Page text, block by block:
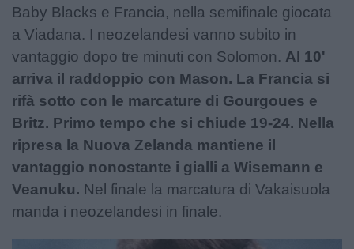
Baby Blacks e Francia, nella semifinale giocata
a Viadana. I neozelandesi vanno subito in
vantaggio dopo tre minuti con Solomon. Al 10'
arriva il raddoppio con Mason. La Francia si
rifà sotto con le marcature di Gourgoues e
Britz. Primo tempo che si chiude 19-24. Nella
ripresa la Nuova Zelanda mantiene il
vantaggio nonostante i gialli a Wisemann e
Veanuku. Nel finale la marcatura di Vakaisuola
manda i neozelandesi in finale.